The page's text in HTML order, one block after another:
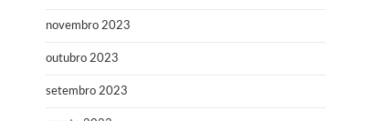
novembro 2023
outubro 2023
setembro 2023